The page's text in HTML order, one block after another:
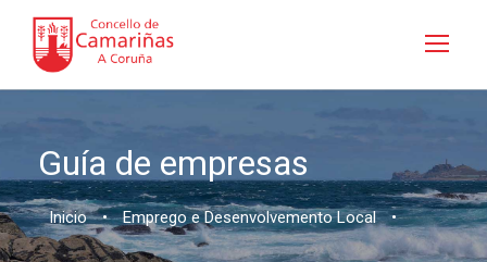
Guía de empresas
Inicio • Emprego e Desenvolvemento Local •